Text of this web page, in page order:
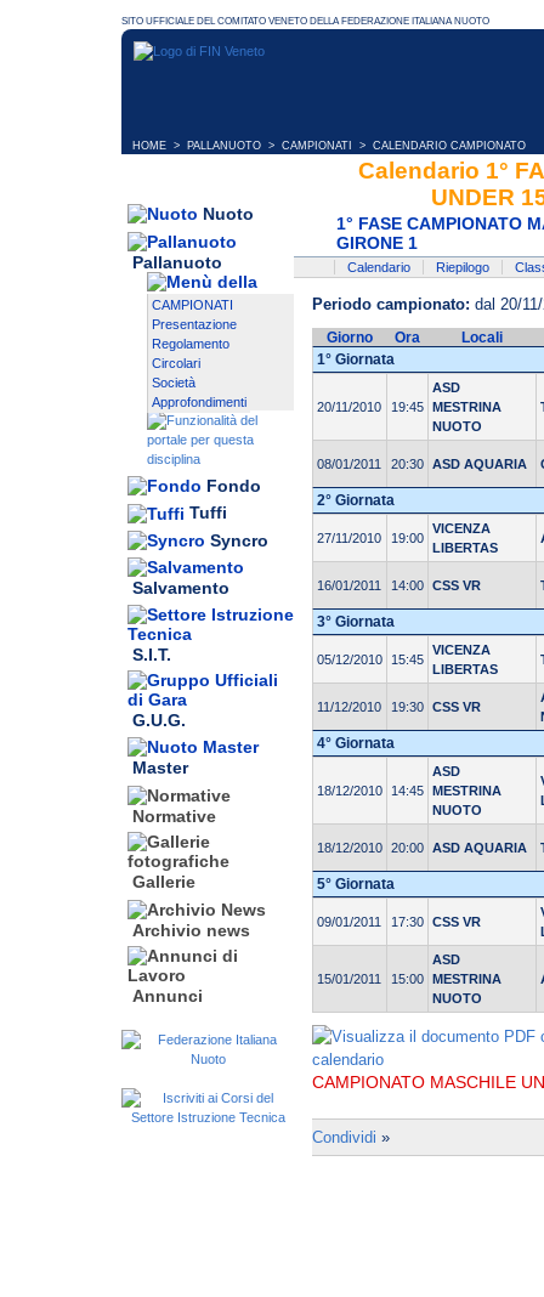
HOME > PALLANUOTO > CAMPIONATI > CALENDARIO CAMPIONATO
Nuoto
Pallanuoto
CAMPIONATI
Presentazione
Regolamento
Circolari
Società
Approfondimenti
Fondo
Tuffi
Syncro
Salvamento
S.I.T.
G.U.G.
Master
Normative
Gallerie
Archivio news
Annunci
Calendario 1°
UNDER
1° FASE CAMPIONATO
GIRONE 1
Calendario Riepilogo
Periodo campionato: dal 20/
Giorno Ora
Locali
1° Giornata
20/11/2010 19:45
ASD
MESTRINA
NUOTO
08/01/2011 20:30 ASD AQUARIA
2° Giornata
27/11/2010 19:00
VICENZA
LIBERTAS
16/01/2011 14:00 CSS VR
3° Giornata
05/12/2010 15:45
VICENZA
LIBERTAS
11/12/2010 19:30 CSS VR
4° Giornata
18/12/2010 14:45
ASD
MESTRINA
NUOTO
18/12/2010 20:00 ASD AQUARIA
5° Giornata
09/01/2011 17:30 CSS VR
15/01/2011 15:00
ASD
MESTRINA
NUOTO
CAMPIONATO MASCHILE
Condividi »